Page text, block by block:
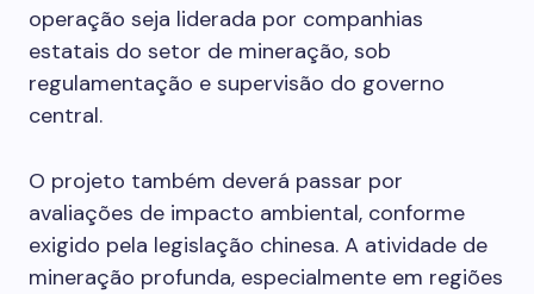
operação seja liderada por companhias
estatais do setor de mineração, sob
regulamentação e supervisão do governo
central.
O projeto também deverá passar por
avaliações de impacto ambiental, conforme
exigido pela legislação chinesa. A atividade de
mineração profunda, especialmente em regiões